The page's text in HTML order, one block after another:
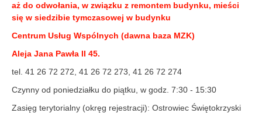
aż do odwołania, w związku z remontem budynku, mieści
się w siedzibie tymczasowej w budynku
Centrum Usług Wspólnych (dawna baza MZK)
Aleja Jana Pawła II 45.
tel. 41 26 72 272, 41 26 72 273, 41 26 72 274
Czynny od poniedziałku do piątku, w godz. 7:30 - 15:30
Zasięg terytorialny (okręg rejestracji): Ostrowiec Świętokrzyski